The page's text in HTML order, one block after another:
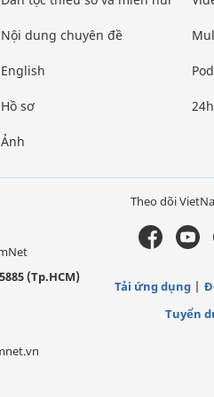
Nội dung chuyên đề
English
Hồ sơ
Ảnh
(Tp.HCM)
Theo dõi
Tải ứng dụng
Tuyển